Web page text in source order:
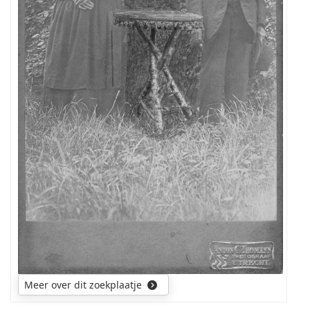
Meer over dit zoekplaatje